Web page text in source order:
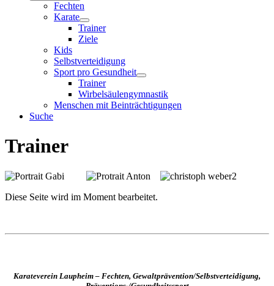
Fechten
Karate
Trainer
Ziele
Kids
Selbstverteidigung
Sport pro Gesundheit
Trainer
Wirbelsäulengymnastik
Menschen mit Beinträchtigungen
Suche
Trainer
Diese Seite wird im Moment bearbeitet.
Karateverein Laupheim – Fechten, Gewaltprävention/Selbstverteidigung,